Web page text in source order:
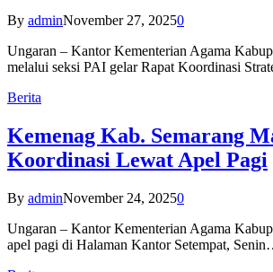
By adminNovember 27, 20250
Ungaran – Kantor Kementerian Agama
melalui seksi PAI gelar Rapat Koordinasi
Berita
Kemenag Kab. Semarang
Koordinasi Lewat Apel Pagi
By adminNovember 24, 20250
Ungaran – Kantor Kementerian Agama
apel pagi di Halaman Kantor Setempat,